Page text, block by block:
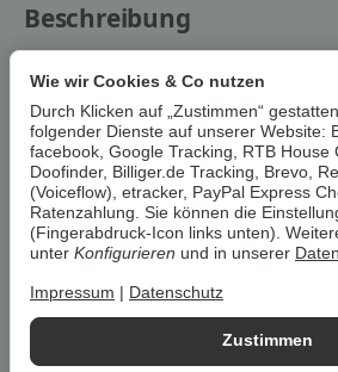
Beschreibung
Um dieUmwelt zu schonen, vermeiden wir
Umverpackungen. Wenn immer es möglich
Bestellung imOriginalkarton des
BADENIA TRENDLINE
XXL-Komfortschaum-
Noppenschaum-
Wendefunktion
Die Matratze von Badenia Trendline ist
aus Komfort-Schaum mit
Zustimmen
Wie wir Cookies & Co nutzen
Durch Klicken auf „Zustimmen“
folgender Dienste auf unserer Website:
facebook, Google Tracking, RTB House
Doofinder, Billiger.de Tracking, Brevo,
(Voiceflow), etracker, PayPal Express
Ratenzahlung. Sie können die
(Fingerabdruck-Icon links unten).
unter Konfigurieren und in unserer
Impressum Datenschutz